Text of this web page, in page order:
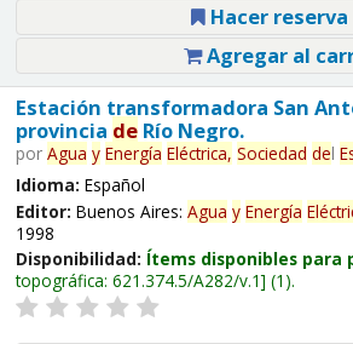
Hacer reserva
Agregar al
Estación transformadora San
provincia deRío Negro.
por Agua y Energía Eléctrica, Sociedad del
Idioma: Español
Editor: Buenos Aires: Agua y Energía
1998
Disponibilidad: Ítems disponibles para
topográfica: 621.374.5/A282/v.1 (1).